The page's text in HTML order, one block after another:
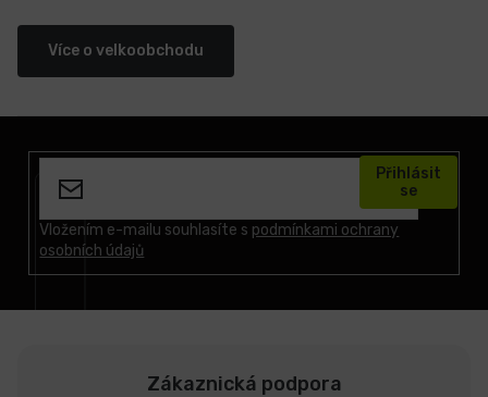
Více o velkoobchodu
Vložením e-mailu souhlasíte s podmínkami ochrany
osobních údajů
Přihlásit
se
Zákaznická podpora